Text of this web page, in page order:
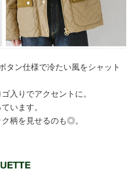
タン仕様で冷たい風をシャット
入りでアクセントに。
います。
柄を見せるのも◎。